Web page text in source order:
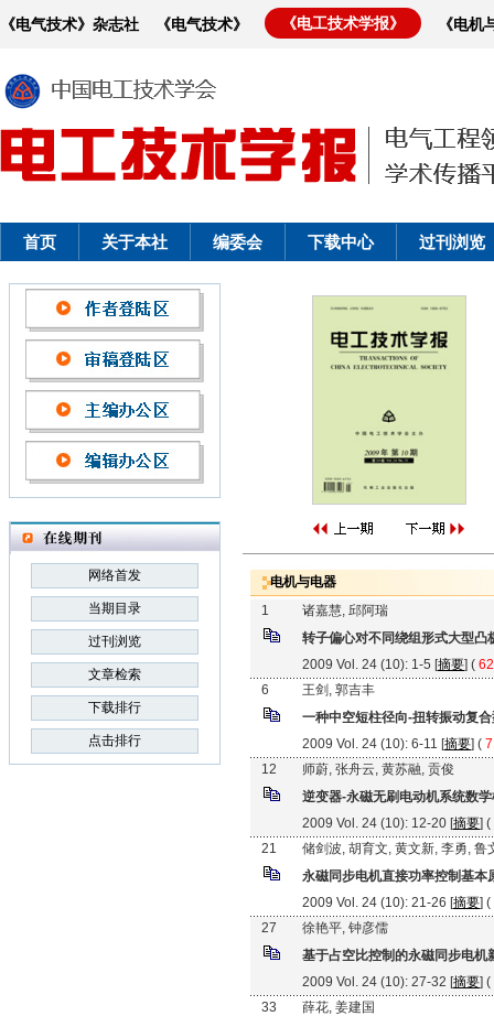
《电气技术》杂志社 《电气技术》 《电工技术学报》 《电
首页 关于本社 编委会 下载中心 过刊浏览
网络首发
当期目录
过刊浏览
文章检索
下载排行
点击排行
电机与电器
1
诸嘉慧, 邱阿瑞
转子偏心对不同绕组形式大型凸
2009 Vol. 24 (10): 1-5 [摘要] (
6
王剑, 郭吉丰
一种中空短柱径向-扭转振动复
2009 Vol. 24 (10): 6-11 [摘要] (
12
师蔚, 张舟云, 黄苏融, 贡俊
逆变器-永磁无刷电动机系统数
2009 Vol. 24 (10): 12-20 [摘要] (
21
储剑波, 胡育文, 黄文新, 李勇, 鲁
永磁同步电机直接功率控制基本
2009 Vol. 24 (10): 21-26 [摘要] (
27
徐艳平, 钟彦儒
基于占空比控制的永磁同步电机
2009 Vol. 24 (10): 27-32 [摘要] (
33
薛花, 姜建国